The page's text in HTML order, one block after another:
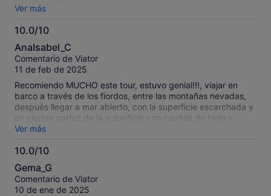
agradece mucho. Queremos destacar especialmente a Bee,
Maria y Massi. Tuvimos muchísima suerte y pudimos ver dos
manadas de orcas y también una ballena jorobada. Fue una
conocimiento que tienen y, sobre todo, el enorme respeto
con el que tratan a los animales. Todo fue muy puntual y
bien organizado. Lo recomiendo totalmente.
Ver más
10.0/10
10.0
sobre
10
AnaIsabel_C
Comentario de Viator
11 de feb de 2025
Recomiendo MUCHO este tour, estuvo genial!!!, viajar en
barco a través de los fiordos, entre las montañas nevadas,
después llegar a mar abierto, con la superficie escarchada y
en ciertas partes de la superficie con capitas de hielo y
llegar a ver el esplendor de ver a las orcas saltando y a las
ballenas enseñando su cola en su hábitat natural. Es una
GRAN experiencia. Todo muy organizado, limpio y bonito.
Ver más
10.0/10
10.0
sobre
10
Gema_G
Comentario de Viator
10 de ene de 2025